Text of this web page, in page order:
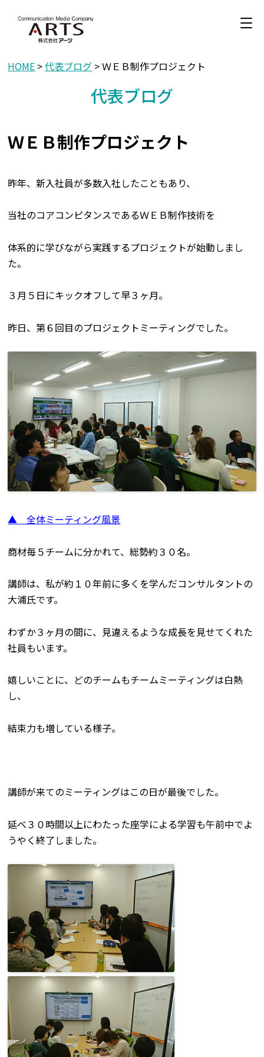
HOME >代表ブログ > ＷＥＢ制作プロジェクト
代表ブログ
ＷＥＢ制作プロジェクト
昨年、新入社員が多数入社したこともあり、
当社のコアコンピタンスであるＷＥＢ制作技術を
体系的に学びながら実践するプロジェクトが始動しまし
た。
３月５日にキックオフして早３ヶ月。
昨日、第６回目のプロジェクトミーティングでした。
▲ 全体ミーティング風景
商材毎５チームに分かれて、総勢約３０名。
講師は、私が約１０年前に多くを学んだコンサルタントの
大浦氏です。
わずか３ヶ月の間に、見違えるような成長を見せてくれた
社員もいます。
嬉しいことに、どのチームもチームミーティングは白熱
し、
結束力も増している様子。
講師が来てのミーティングはこの日が最後でした。
延べ３０時間以上にわたった座学による学習も午前中でよ
うやく終了しました。